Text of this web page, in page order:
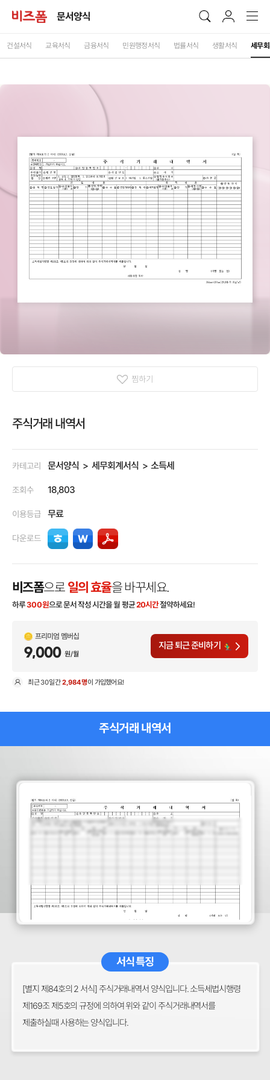
문서양식
건설서식 교육서식 금융서식 민원행정서식 법률서식 생활서식 세무
찜하기
주식거래 내역서
카테고리 문서양식 세무회계서식 소득세
조회수 18,803
이용등급 무료
다운로드
비즈폼으로 일의 효율을 바꾸세요.
하루300원으로 문서 작성 시간을 월 평균20시간절약하세요!
프리미엄 멤버십
9,000 원/월
지금 퇴근 준비하기
최근30일간2,984명이 가입했어요!
주식거래 내역서
서식 특징
[별지 제84호의 2 서식] 주식거래내역서 양식입니다. 소득세법시행령
제169조 제5호의 규정에 의하여 위와 같이 주식거래내역서를
제출하실때 사용하는 양식입니다.